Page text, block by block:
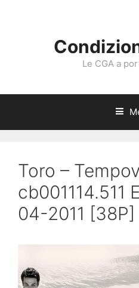
Le CGA a
Toro –
cb001114.511
04-2011 [38P]